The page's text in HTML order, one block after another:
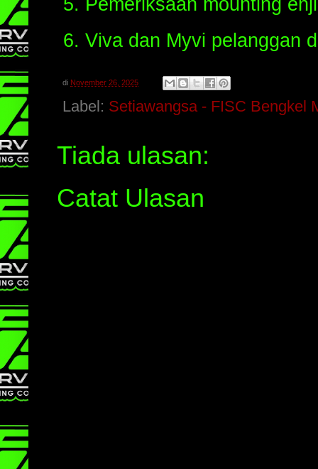
Viva dan Myvi pelanggan
di November 26, 2025
Label: Setiawangsa - FISC Bengkel
Tiada ulasan:
Catat Ulasan